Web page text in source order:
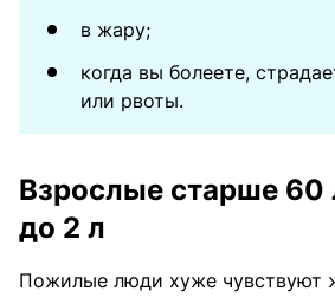
в жару;
когда вы болеете,
или рвоты.
Взрослые старше 60
до 2 л
Пожилые люди хуже чувствуют